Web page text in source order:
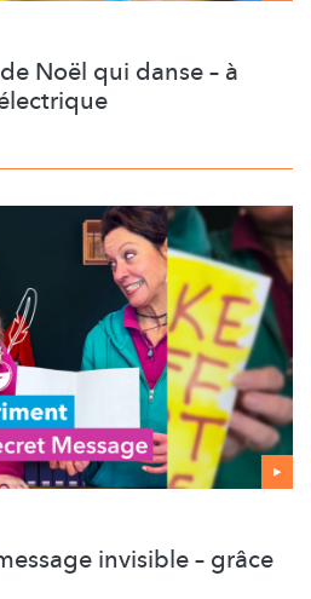
Noël qui danse – à
invisible – grâce